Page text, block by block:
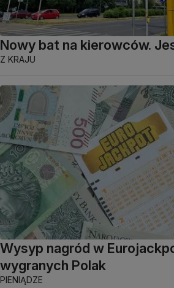
Nowy bat na kierowców.
Z KRAJU
Wysyp nagród w
wygranych Polak
PIENIĄDZE